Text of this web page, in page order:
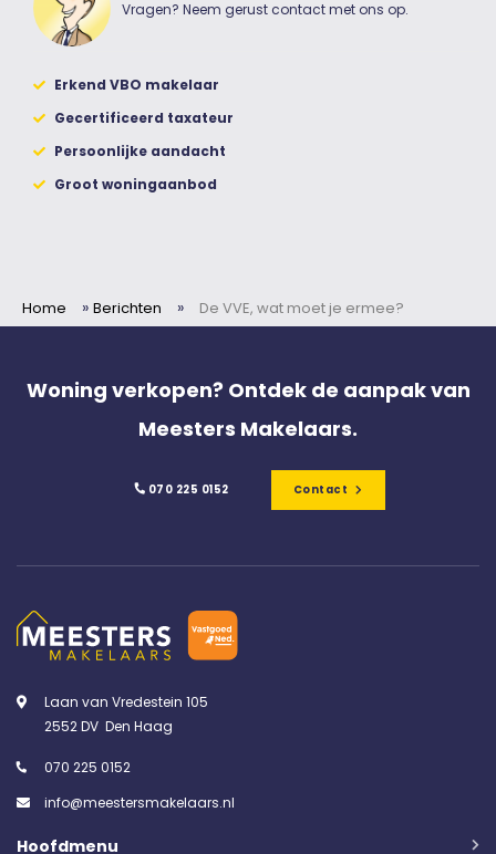
Vragen? Neem gerust contact met ons op.
Erkend VBO makelaar
Gecertificeerd taxateur
Persoonlijke aandacht
Groot woningaanbod
Home » Berichten » De VVE, wat moet je ermee?
Woning verkopen? Ontdek de aanpak van
Meesters Makelaars.
070 225 0152 Contact
Laan van Vredestein 105
2552 DV Den Haag
070 225 0152
info@meestersmakelaars.nl
Hoofdmenu